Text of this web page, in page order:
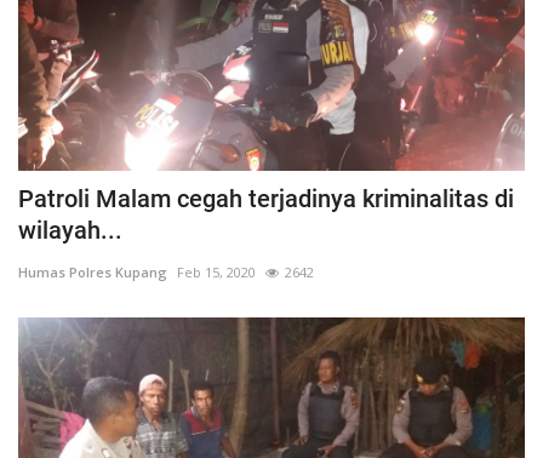
Patroli Malam cegah terjadinya kriminalitas di
wilayah...
Humas Polres Kupang Feb 15, 2020 2642